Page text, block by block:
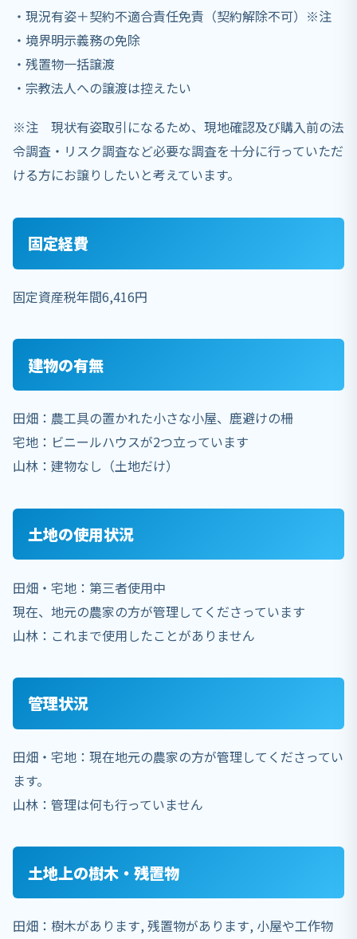
・現況有姿＋契約不適合責任免責（契約解除不可）※注
・境界明示義務の免除
・残置物一括譲渡
・宗教法人への譲渡は控えたい
※注 現状有姿取引になるため、現地確認及び購入前の法
令調査・リスク調査など必要な調査を十分に行っていただ
ける方にお譲りしたいと考えています。
固定経費
固定資産税年間6,416円
建物の有無
田畑：農工具の置かれた小さな小屋、鹿避けの柵
宅地：ビニールハウスが2つ立っています
山林：建物なし（土地だけ）
土地の使用状況
田畑・宅地：第三者使用中
現在、地元の農家の方が管理してくださっています
山林：これまで使用したことがありません
管理状況
田畑・宅地：現在地元の農家の方が管理してくださってい
ます。
山林：管理は何も行っていません
土地上の樹木・残置物
田畑：樹木があります, 残置物があります, 小屋や工作物